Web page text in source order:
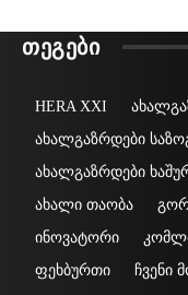
ᲗᲔᲒᲔᲑᲘ
HERA XXI
ახალგაზრდები
ახალგაზრდები
ახალი თაობა
ინოვატორი
ფეხბურთი
ჩვენი